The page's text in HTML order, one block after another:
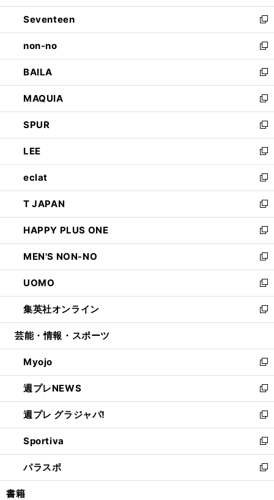
開
く
ウ
で
開
く
ン
ド
ウ
で
開
く
Seventeen
新
し
い
ウ
ィ
ン
ド
ウ
で
開
く
non-no
新
し
い
ウ
ィ
ン
ド
ウ
で
開
く
BAILA
新
し
い
ウ
ィ
ン
ド
ウ
で
開
く
MAQUIA
新
し
い
ウ
ィ
ン
ド
ウ
で
開
く
SPUR
新
し
い
ウ
ィ
ン
ド
ウ
で
開
く
LEE
新
し
い
ウ
ィ
ン
ド
ウ
で
開
く
eclat
新
し
い
ウ
ィ
ン
ド
ウ
で
開
く
T JAPAN
新
し
い
ウ
ィ
ン
ド
ウ
で
開
HAPPY PLUS ONE
新
し
い
ウ
ィ
ン
ド
ウ
開
く
MEN'S NON-NO
新
し
い
ウ
ィ
ン
ウ
で
開
く
UOMO
新
し
い
ウ
ン
ド
ウ
で
開
く
集英社オンライン
新
し
ウ
ィ
ン
ド
ウ
で
開
く
芸能・情報・スポーツ
Myojo
新
し
い
ウ
ィ
ン
ド
ウ
で
開
週プレNEWS
新
し
い
ウ
ィ
ン
ド
ウ
週プレ グラジャパ!
新
し
い
ウ
ィ
ン
Sportiva
新
し
い
ウ
パラスポ
新
し
書籍